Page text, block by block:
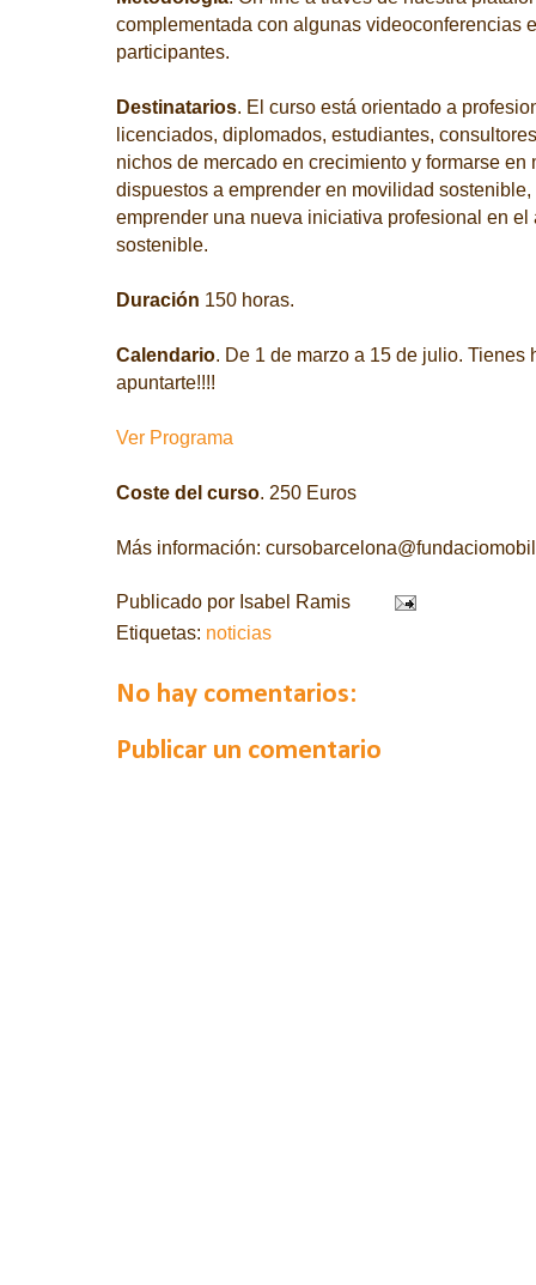
complementada con algunas videoconferencias
participantes.
Destinatarios. El curso está orientado a
licenciados, diplomados, estudiantes,
nichos de mercado en crecimiento y formarse
dispuestos a emprender en movilidad
emprender una nueva iniciativa profesional en
sostenible.
Duración 150 horas.
Calendario. De 1 de marzo a 15 de julio. Tienes
apuntarte!!!!
Ver Programa
Coste del curso. 250 Euros
Más información:
Publicado por Isabel Ramis
Etiquetas: noticias
No hay comentarios:
Publicar un comentario